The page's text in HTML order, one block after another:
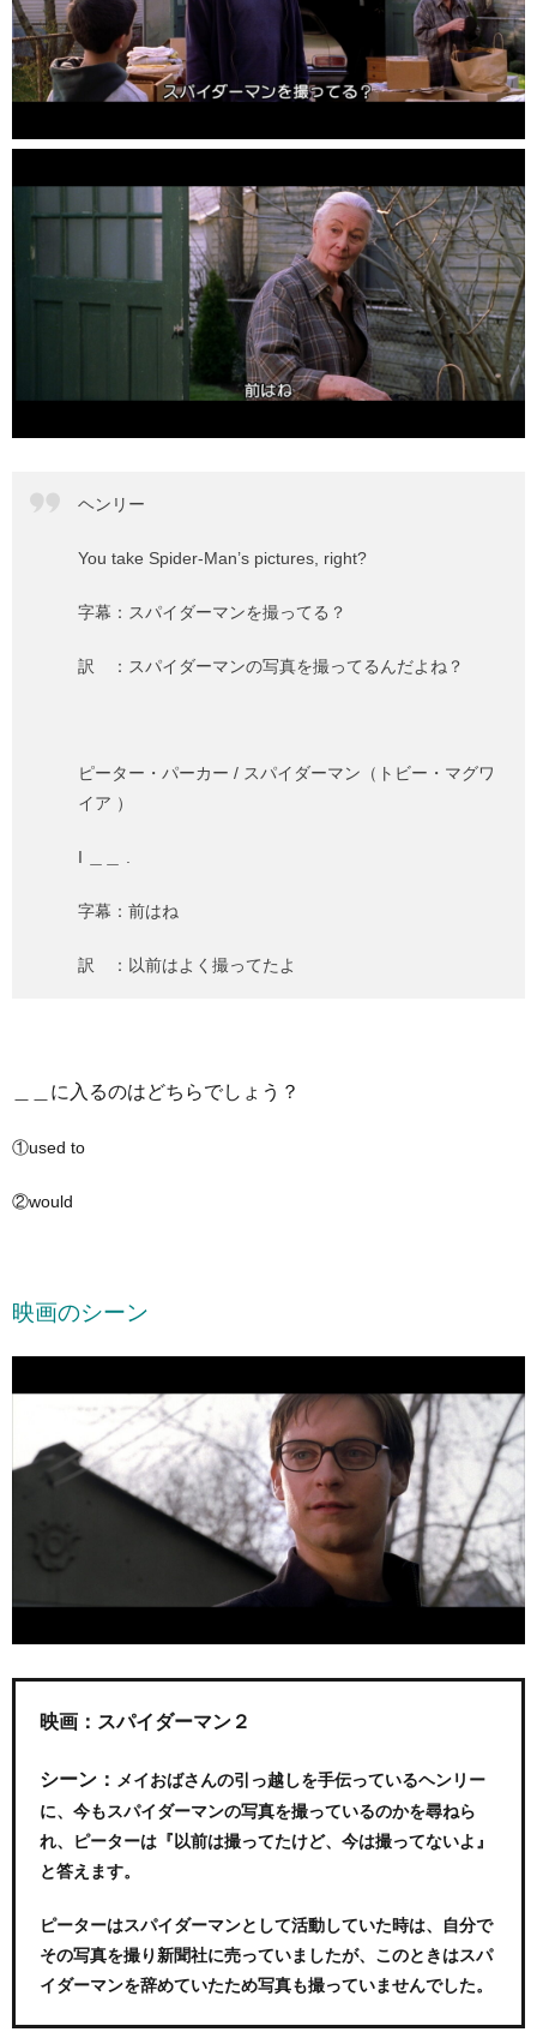
ヘンリー
You take Spider-Man’s pictures, right?
字幕：スパイダーマンを撮ってる？
訳 ：スパイダーマンの写真を撮ってるんだよね？
ピーター・パーカー / スパイダーマン（トビー・マグワ
イア ）
I ＿＿ .
字幕：前はね
訳 ：以前はよく撮ってたよ
＿＿に入るのはどちらでしょう？
①used to
②would
映画のシーン
映画：スパイダーマン２
シーン： メイおばさんの引っ越しを手伝っているヘンリー
に、今もスパイダーマンの写真を撮っているのかを尋ねら
れ、ピーターは『以前は撮ってたけど、今は撮ってないよ』
と答えます。
ピーターはスパイダーマンとして活動していた時は、自分で
その写真を撮り新聞社に売っていましたが、このときはスパ
イダーマンを辞めていたため写真も撮っていませんでした。